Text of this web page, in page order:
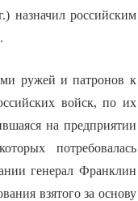
назначил российским
ружей и патронов к
войск, по их
на предприятии
потребовалась
генерал Франклин
взятого за основу